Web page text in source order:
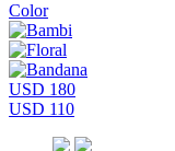
Color
USD 180
USD 110